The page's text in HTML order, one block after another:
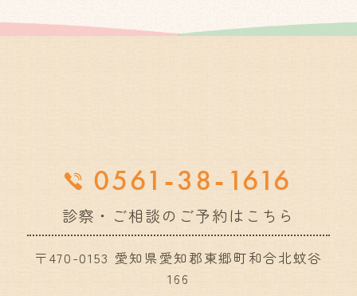
0561-38-1616
診察・ご相談のご予約はこちら
〒470-0153 愛知県愛知郡東郷町和合北蚊谷
166